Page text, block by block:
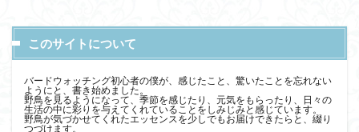
このサイトについて
バードウォッチング初心者の僕が、感じたこと、驚いたことを忘れない
ようにと、書き始めました。
野鳥を見るようになって、季節を感じたり、元気をもらったり、日々の
生活の中に彩りを与えてくれていることをしみじみと感じています。
野鳥が気づかせてくれたエッセンスを少しでもお届けできたらと、綴り
つづけます。